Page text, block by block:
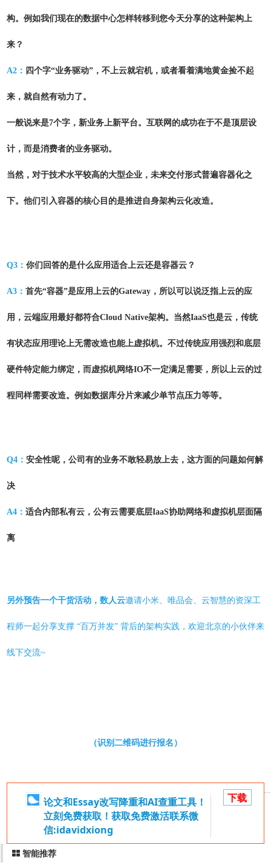
构。例如我们现在的数据中心怎样转移到您今天分享的这种架构上
来？
A2： 四个字“业务驱动”，不上云就宕机，或者看着满地黄金捡不起
来，就自然有动力了。
一般说来是7个字，新业务上新平台。互联网的成功在于不是顶层设
计，而是消费者的业务驱动。
当然，对于技术水平较高的大型企业，未来交付形式普遍容器化之
下。他们引入容器的核心目的是推进自身架构云化改造。
Q3： 你们回答的是什么应用适合上云还是容器云？
A3： 首先“容器”是应用上云的Gateway，所以可以说泛指上云的应
用，云端应用最好都符合Cloud Native架构。当然IaaS也是云，传统
有状态应用理论上无需改造也能上虚拟机。不过传统应用强烈和底层
硬件特定能力绑定，而虚拟机网络IO不一定满足需要，所以上云的过
程同样需要改造。例如数据库分片来减少单节点压力等等。
Q4： 安全性呢，公司有的业务不敢轻易放上去，这方面的问题如何解
决
A4： 适合内部私有云，公有云需要底层IaaS协助网络和虚拟机层面隔
离
另外预告一个干货活动，数人云邀请小米、唯品会、云智慧的资深工
程师一起分享支撑 “百万并发” 背后的架构实践，欢迎北京的小伙伴来
线下交流~
（识别二维码进行报名）
论文和Essay改写降重和AI查重工具！
立刻免费获取！获取免费激活联系微
信:idavidxiong
下载
智能推荐